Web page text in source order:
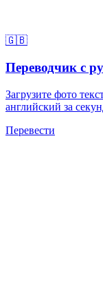
🇬🇧
Переводчик с
Загрузите фото
английский за
Перевести